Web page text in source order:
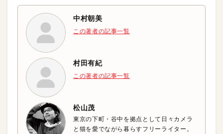
中村朝美
この著者の記事一覧
村田有紀
この著者の記事一覧
松山茂
東京の下町・谷中を拠点として日々カメラ
と猫を愛でながら暮らすフリーライター。